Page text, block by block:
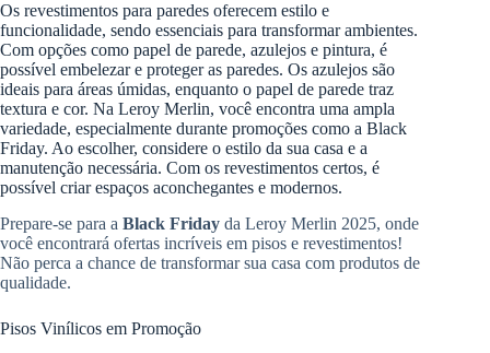
Os revestimentos para paredes oferecem estilo e
funcionalidade, sendo essenciais para transformar ambientes.
Com opções como papel de parede, azulejos e pintura, é
possível embelezar e proteger as paredes. Os azulejos são
ideais para áreas úmidas, enquanto o papel de parede traz
textura e cor. Na Leroy Merlin, você encontra uma ampla
variedade, especialmente durante promoções como a Black
Friday. Ao escolher, considere o estilo da sua casa e a
manutenção necessária. Com os revestimentos certos, é
possível criar espaços aconchegantes e modernos.
Prepare-se para a Black Friday da Leroy Merlin 2025, onde
você encontrará ofertas incríveis em pisos e revestimentos!
Não perca a chance de transformar sua casa com produtos de
qualidade.
Pisos Vinílicos em Promoção